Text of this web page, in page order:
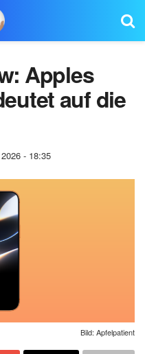
Apples
auf die
- 18:35
Bild: Apfelpatient